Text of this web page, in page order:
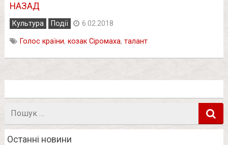
НАЗАД
Культура Події 6.02.2018
Голос країни, козак Сіромаха, талант
Останні новини